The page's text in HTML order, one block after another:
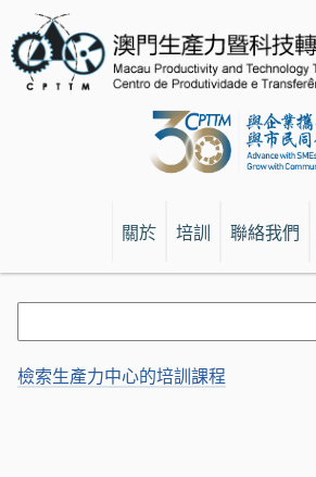
關於 培訓 聯絡我們
檢索生產力中心的培訓課程